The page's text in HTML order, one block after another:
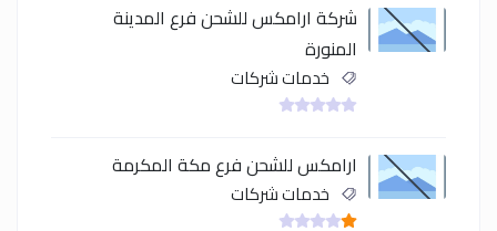
شركة ارامكس للشحن فرع المدينة
المنورة
خدمات شركات
ارامكس للشحن فرع مكة المكرمة
خدمات شركات